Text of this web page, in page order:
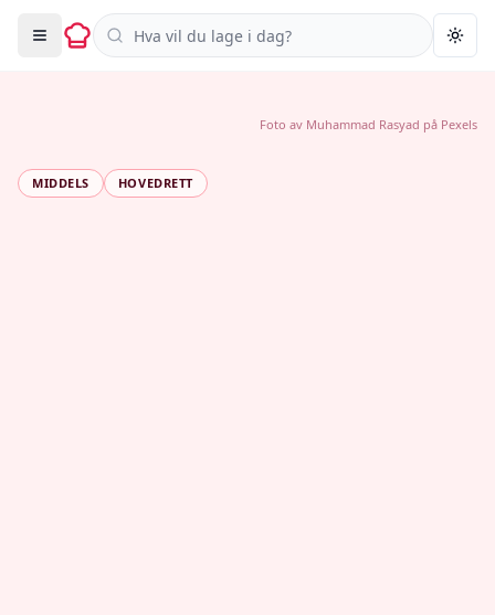
Søk i oppskrifter
MIDDELS HOVEDRETT
Foto av Muhammad Rasyad på Pexels